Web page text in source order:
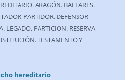
ARAGÓN. BALEARES.
PARTIDOR. DEFENSOR
LEGADO. PARTICIÓN. RESERVA
TESTAMENTO Y
hereditario